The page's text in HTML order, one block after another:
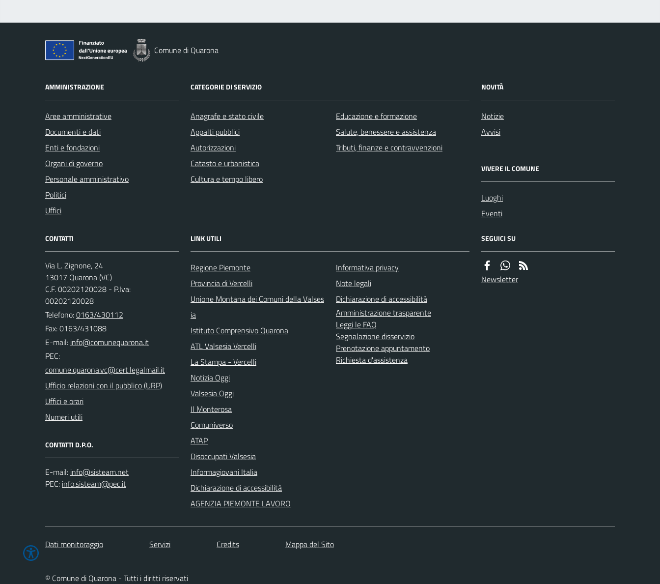
Comune di Quarona
AMMINISTRAZIONE
Aree amministrative
Documenti e dati
Enti e fondazioni
Organi di governo
Personale amministrativo
Politici
Uffici
CATEGORIE DI SERVIZIO
Anagrafe e stato civile
Appalti pubblici
Autorizzazioni
Catasto e urbanistica
Cultura e tempo libero
Educazione e formazione
Salute, benessere e assistenza
Tributi, finanze e contravvenzioni
NOVITÀ
Notizie
Avvisi
VIVERE IL COMUNE
Luoghi
Eventi
CONTATTI
Via L. Zignone, 24
13017 Quarona (VC)
C.F. 00202120028 - P.Iva:
00202120028
Telefono:0163/430112
Fax: 0163/431088
E-mail:
PEC:
Ufficio relazioni con il pubblico (URP)
Uffici e orari
Numeri utili
CONTATTI D.P.O.
E-mail:
PEC:
LINK UTILI
Regione Piemonte
Provincia di Vercelli
Unione Montana dei Comuni della Valses
ia
Istituto Comprensivo Quarona
ATL Valsesia Vercelli
La Stampa - Vercelli
Notizia Oggi
Valsesia Oggi
Il Monterosa
Comuniverso
ATAP
Disoccupati Valsesia
Informagiovani Italia
Dichiarazione di accessibilità
AGENZIA PIEMONTE LAVORO
Informativa privacy
Note legali
Dichiarazione di accessibilità
Amministrazione trasparente
Leggi le FAQ
Segnalazione disservizio
Prenotazione appuntamento
Richiesta d'assistenza
SEGUICI SU
Newsletter
Dati monitoraggio Servizi Credits Mappa del Sito
© Comune di Quarona - Tutti i diritti riservati